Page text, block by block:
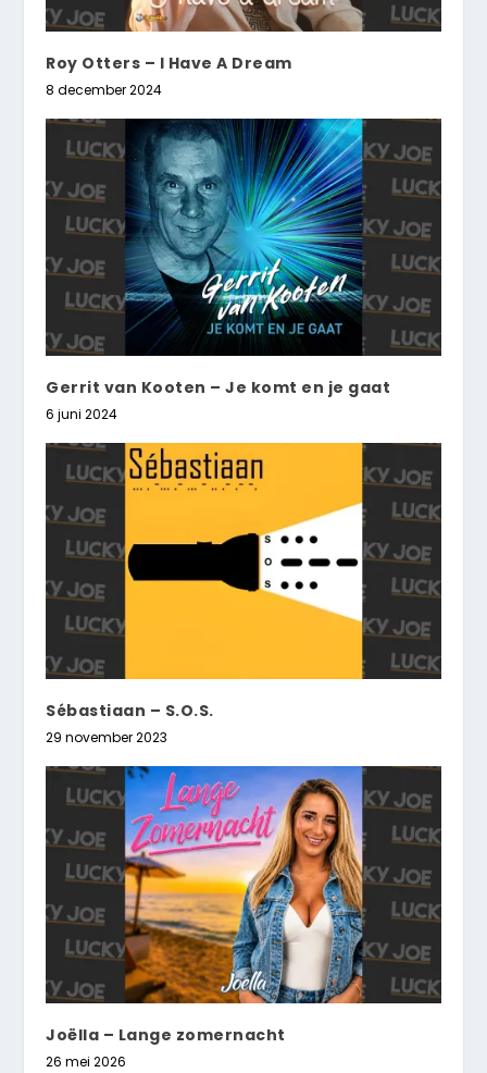
Roy Otters – I Have A Dream
8 december 2024
Gerrit van Kooten – Je komt en je gaat
6 juni 2024
Sébastiaan – S.O.S.
29 november 2023
Joëlla – Lange zomernacht
26 mei 2026